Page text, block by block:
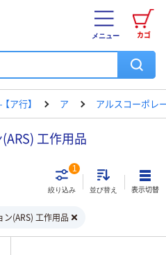
カゴ
メニュー
ア行】 ア アルスコーポレ
工作用品
絞り込み
1
並び替え 表示切替
(ARS) 工作用品